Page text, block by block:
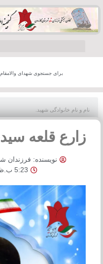
برای جستجوی شهدای والامقام،
زارع قلعه
نویسنده: فرزندان
5:23 ب.ظ